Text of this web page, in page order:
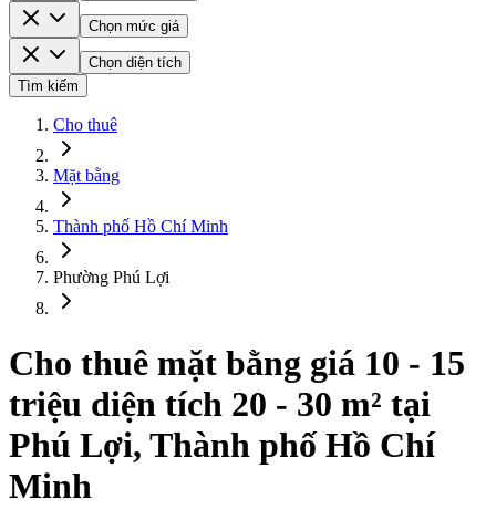
Chọn mức giá
Chọn diện tích
Tìm kiếm
Cho thuê
Mặt bằng
Thành phố Hồ Chí Minh
Phường Phú Lợi
Cho thuê mặt bằng giá 10 - 15
triệu diện tích 20 - 30 m² tại
Phú Lợi, Thành phố Hồ Chí
Minh